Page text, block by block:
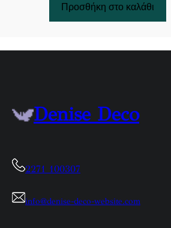
Προσθήκη στο καλάθι
Denise Deco
2271 100307
info@denise-deco-website.com